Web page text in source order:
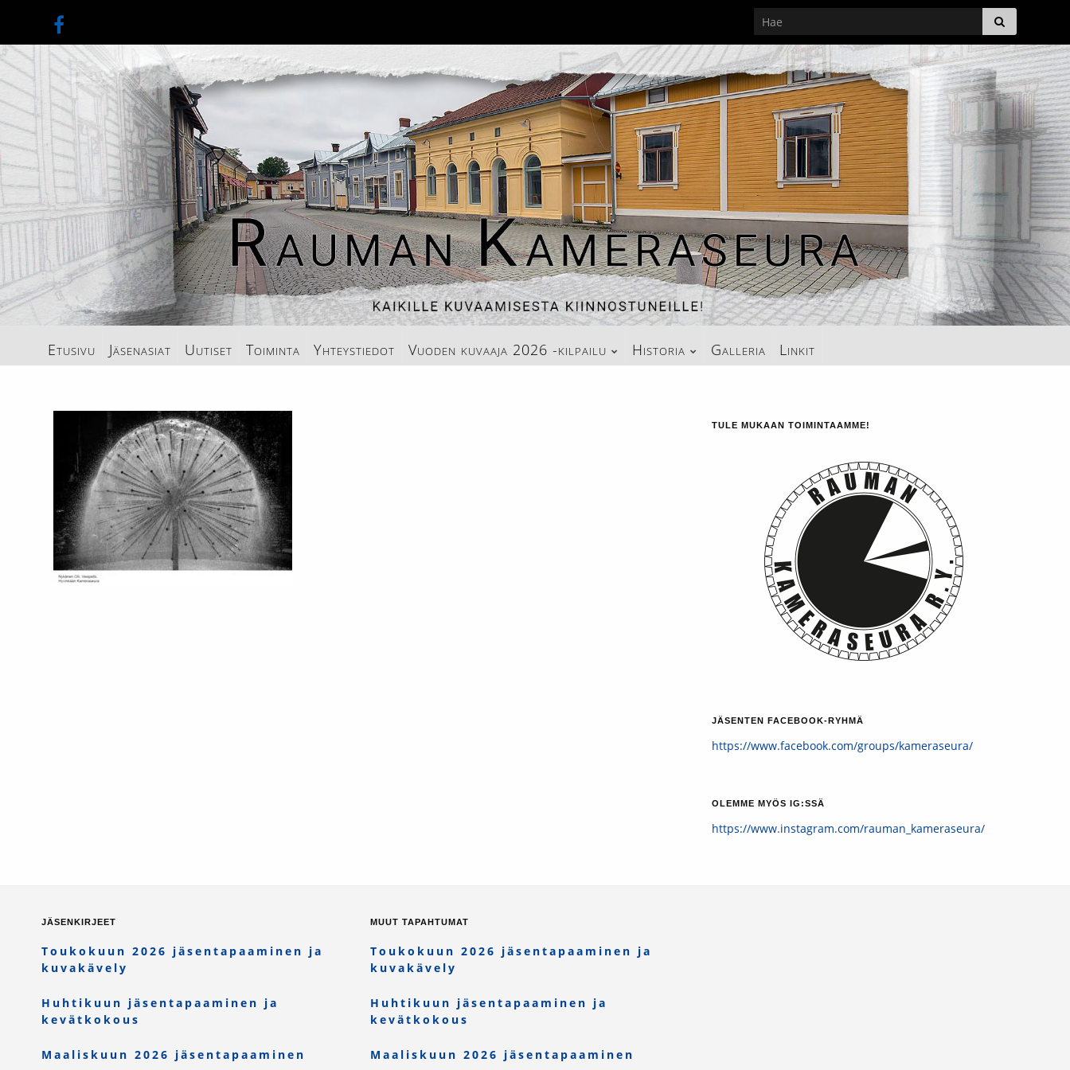
Etusivu Jäsenasiat Uutiset Toiminta Yhteystiedot Vuoden kuvaaja 2026 -kilpailu Historia Galleria Linkit
TULE MUKAAN TOIMINTAAMME!
JÄSENTEN FACEBOOK-RYHMÄ
https://www.facebook.com/groups/kameraseura/
OLEMME MYÖS IG:SSÄ
https://www.instagram.com/rauman_kameraseura/
JÄSENKIRJEET
Toukokuun 2026 jäsentapaaminen ja
kuvakävely
Huhtikuun jäsentapaaminen ja
kevätkokous
Maaliskuun 2026 jäsentapaaminen
MUUT TAPAHTUMAT
Toukokuun 2026 jäsentapaaminen ja
kuvakävely
Huhtikuun jäsentapaaminen ja
kevätkokous
Maaliskuun 2026 jäsentapaaminen